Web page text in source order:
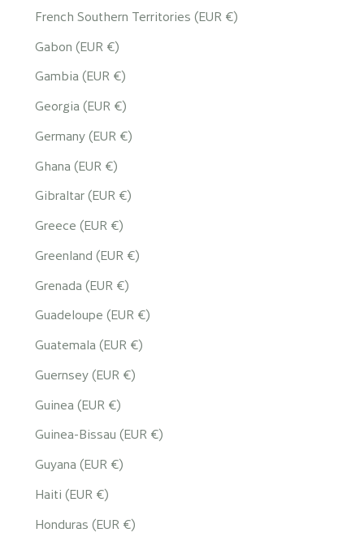
French Southern Territories (EUR €)
Gabon (EUR €)
Gambia (EUR €)
Georgia (EUR €)
Germany (EUR €)
Ghana (EUR €)
Gibraltar (EUR €)
Greece (EUR €)
Greenland (EUR €)
Grenada (EUR €)
Guadeloupe (EUR €)
Guatemala (EUR €)
Guernsey (EUR €)
Guinea (EUR €)
Guinea-Bissau (EUR €)
Guyana (EUR €)
Haiti (EUR €)
Honduras (EUR €)